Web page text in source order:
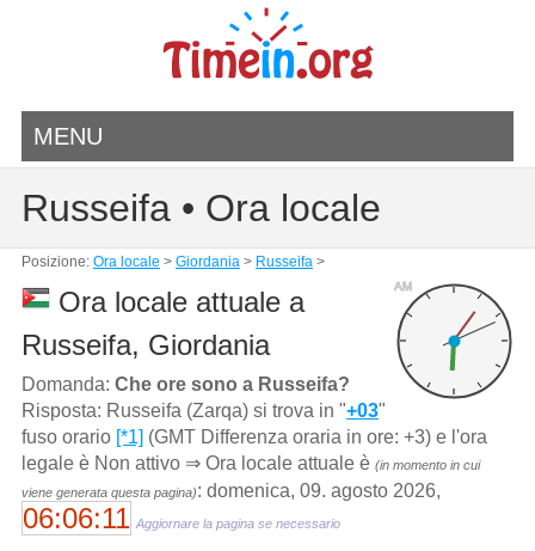
MENU
Russeifa • Ora locale
Posizione: Ora locale > Giordania> Russeifa>
AM
Ora locale attuale a
Russeifa, Giordania
Domanda: Che ore sono a Russeifa?
Risposta: Russeifa (Zarqa) si trova in "+03"
fuso orario [*1] (GMT Differenza oraria in ore: +3) e l'ora
legale è Non attivo ⇒ Ora locale attuale è (in momento in cui
viene generata questa pagina): domenica, 09. agosto 2026,
06:06:11 Aggiornare la pagina se necessario